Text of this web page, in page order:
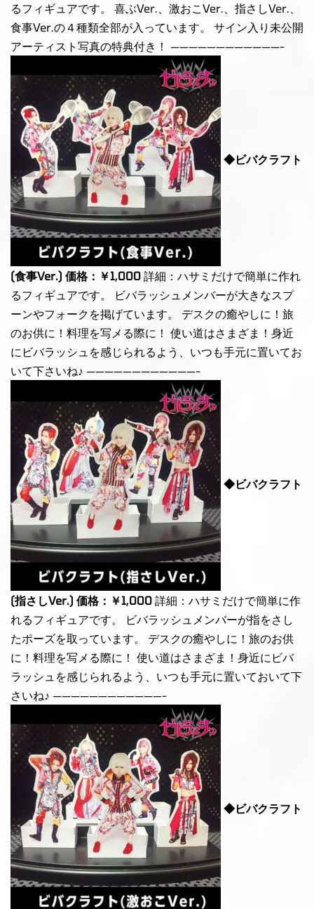
るフィギュアです。 喜ぶVer.、激おこVer.、指さしVer.、
食事Ver.の４種類全部が入っています。 サイン入り未公開
アーティスト写真の特典付き！ ————————————-
◆ビバクラフト
(食事Ver.) 価格：￥1,000 詳細：ハサミだけで簡単に作れ
るフィギュアです。 ビバラッシュメンバーが大きなスプ
ーンやフォークを掲げています。 デスクの癒やしに！旅
のお供に！料理を写メる際に！ 使い道はさまざま！身近
にビバラッシュを感じられるよう、いつも手元に置いてお
いて下さいね♪ ————————————-
◆ビバクラフト
(指さしVer.) 価格：￥1,000 詳細：ハサミだけで簡単に作
れるフィギュアです。 ビバラッシュメンバーが指をさし
たポーズを取っています。 デスクの癒やしに！旅のお供
に！料理を写メる際に！ 使い道はさまざま！身近にビバ
ラッシュを感じられるよう、いつも手元に置いておいて下
さいね♪ ————————————-
◆ビバクラフト